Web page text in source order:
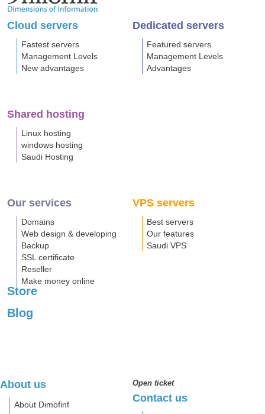
Cloud servers
Fastest servers
Management Levels
New advantages
Dedicated servers
Featured servers
Management Levels
Advantages
Shared hosting
Linux hosting
windows hosting
Saudi Hosting
Our services
Domains
Web design & developing
Backup
SSL certificate
Reseller
Make money online
VPS servers
Best servers
Our features
Saudi VPS
Store
Blog
About us
About Dimofinf
Open ticket
Contact us